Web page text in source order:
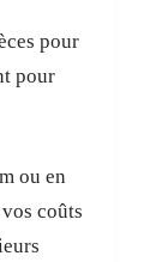
pour
pour
ou en
coûts